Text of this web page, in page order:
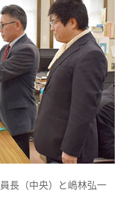
長（中央）と嶋林弘一